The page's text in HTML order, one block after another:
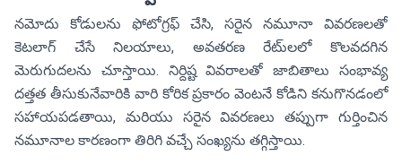
నమోదు కోడులను ఫోటోగ్రఫ్ చేసి, సరైన నమూనా వివరణలతో
కెటలాగ్ చేసే నిలయాలు, అవతరణ రేటు్లలో కొలవదగిన
మెరుగుదలను చూస్తాయి. నిర్దిష్ట వివరాలతో జాబితాలు సంభావ్య
దత్తత తీసుకునేవారికి వారి కోరిక ప్రకారం వెంటనే కోడిని కనుగొనడంలో
సహాయపడతాయి, మరియు సరైన వివరణలు తప్పుగా గుర్తించిన
నమూనాల కారణంగా తిరిగి వచ్చే సంఖ్యను తగ్గిస్తాయి.